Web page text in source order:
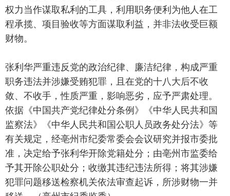
权力当作谋取私利的工具，利用职务便利为他人在工
程承揽、项目验收等方面谋取利益，并非法收受巨额
财物。
张利华严重违反党的政治纪律、廉洁纪律，构成严重
职务违法并涉嫌受贿犯罪，且在党的十八大后不收
敛、不收手，性质严重，影响恶劣，应予严肃处理。
依据《中国共产党纪律处分条例》《中华人民共和国
监察法》《中华人民共和国公职人员政务处分法》等
有关规定，经亳州市纪委常委会会议研究并报市委批
准，决定给予张利华开除党籍处分；由亳州市监委给
予其开除公职处分；收缴其违纪违法所得；将其涉嫌
犯罪问题移送检察机关依法审查起诉，所涉财物一并